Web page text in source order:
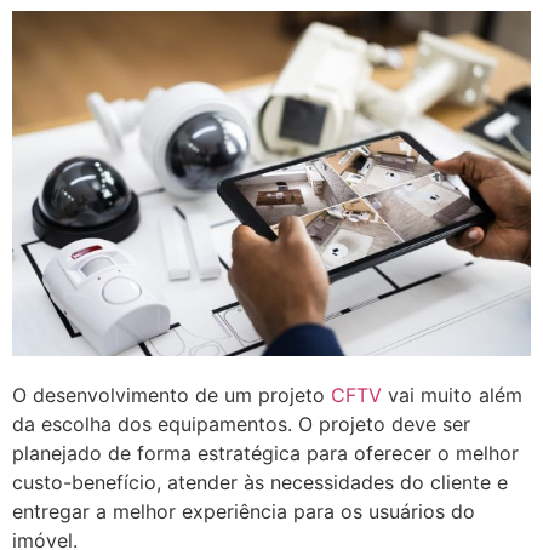
O desenvolvimento de um projeto CFTV vai muito além
da escolha dos equipamentos. O projeto deve ser
planejado de forma estratégica para oferecer o melhor
custo-benefício, atender às necessidades do cliente e
entregar a melhor experiência para os usuários do
imóvel.